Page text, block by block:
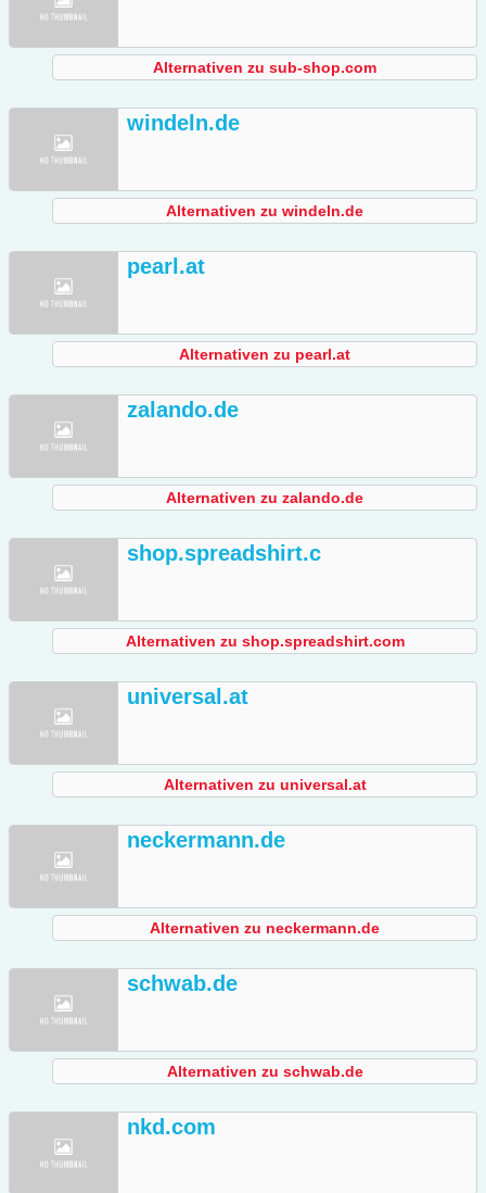
Alternativen zu sub-shop.com
windeln.de
Alternativen zu windeln.de
pearl.at
Alternativen zu pearl.at
zalando.de
Alternativen zu zalando.de
shop.spreadshirt.c
Alternativen zu shop.spreadshirt.com
universal.at
Alternativen zu universal.at
neckermann.de
Alternativen zu neckermann.de
schwab.de
Alternativen zu schwab.de
nkd.com